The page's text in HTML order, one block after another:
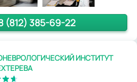
(812) 385-69-22
ИНСТИТУТ